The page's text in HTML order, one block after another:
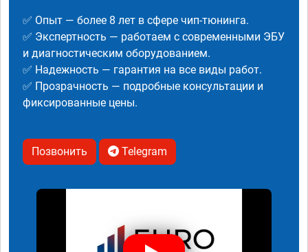
✅ Опыт — более 8 лет в сфере чип-тюнинга.
✅ Экспертность — работаем с современными ЭБУ
и диагностическим оборудованием.
✅ Надежность — гарантия на все виды работ.
✅ Прозрачность — подробные консультации и
фиксированные цены.
Позвонить Telegram